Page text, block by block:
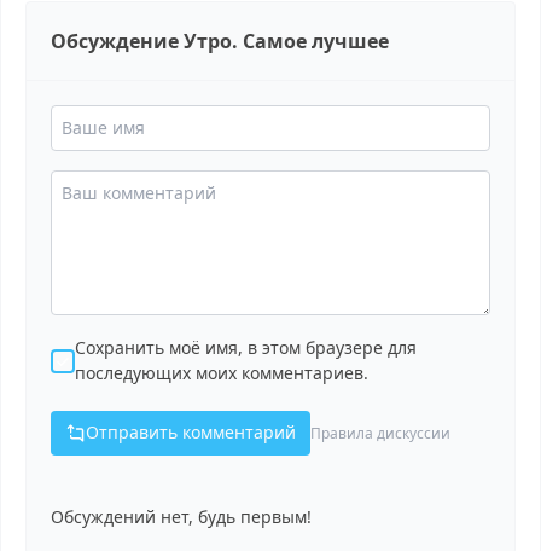
Обсуждение Утро. Самое лучшее
Сохранить моё имя, в этом браузере для
последующих моих комментариев.
Отправить комментарий Правила дискуссии
Обсуждений нет, будь первым!